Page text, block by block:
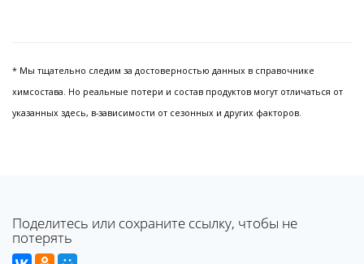
* Мы тщательно следим за достоверностью данных в справочнике
химсостава. Но реальные потери и состав продуктов могут отличаться от
указанных здесь, в-зависимости от сезонных и других факторов.
Поделитесь или сохраните ссылку, чтобы не
потерять